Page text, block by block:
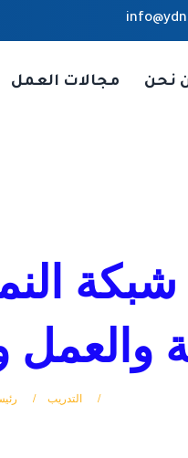
نحن مجالات العمل
التدريب